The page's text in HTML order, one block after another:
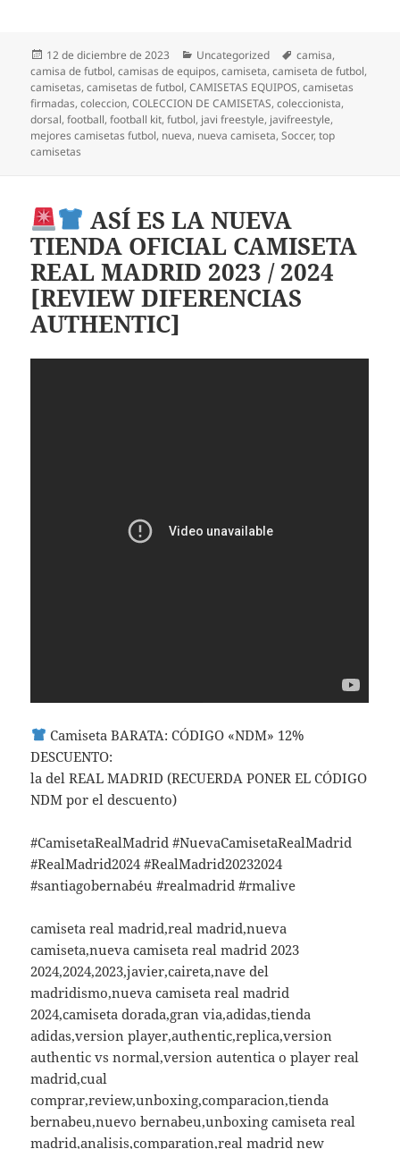
Publicado
el
12 de diciembre de 2023 Categorías
Uncategorized Etiquetas
camisa,
camisa de futbol,camisas de equipos,camiseta,camiseta de futbol,
camisetas,camisetas de futbol,CAMISETAS EQUIPOS,camisetas
firmadas,coleccion,COLECCION DE CAMISETAS,coleccionista,
dorsal,football,football kit,futbol, javi freestyle, javifreestyle,
mejores camisetas futbol, nueva, nueva camiseta,Soccer,top
camisetas
ASÍ ES LA NUEVA
TIENDA OFICIAL CAMISETA
REAL MADRID 2023 / 2024
[REVIEW DIFERENCIAS
AUTHENTIC]
Camiseta BARATA: CÓDIGO «NDM» 12%
DESCUENTO:
la del REAL MADRID (RECUERDA PONER EL CÓDIGO
NDM por el descuento)
#CamisetaRealMadrid #NuevaCamisetaRealMadrid
#RealMadrid2024 #RealMadrid20232024
#santiagobernabéu #realmadrid #rmalive
camiseta real madrid,real madrid,nueva
camiseta,nueva camiseta real madrid 2023
2024,2024,2023,javier,caireta,nave del
madridismo,nueva camiseta real madrid
2024,camiseta dorada,gran via,adidas,tienda
adidas,version player,authentic,replica,version
authentic vs normal,version autentica o player real
madrid,cual
comprar,review,unboxing,comparacion,tienda
bernabeu,nuevo bernabeu,unboxing camiseta real
madrid,analisis,comparation,real madrid new